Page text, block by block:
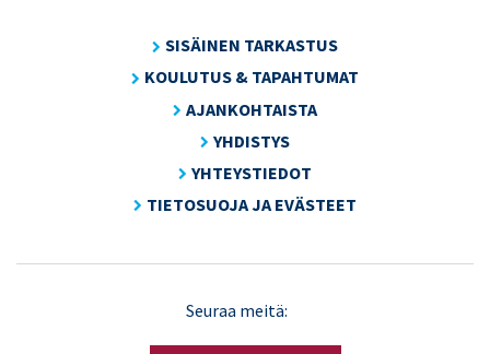
SISÄINEN TARKASTUS
KOULUTUS & TAPAHTUMAT
AJANKOHTAISTA
YHDISTYS
YHTEYSTIEDOT
TIETOSUOJA JA EVÄSTEET
Seuraa meitä: